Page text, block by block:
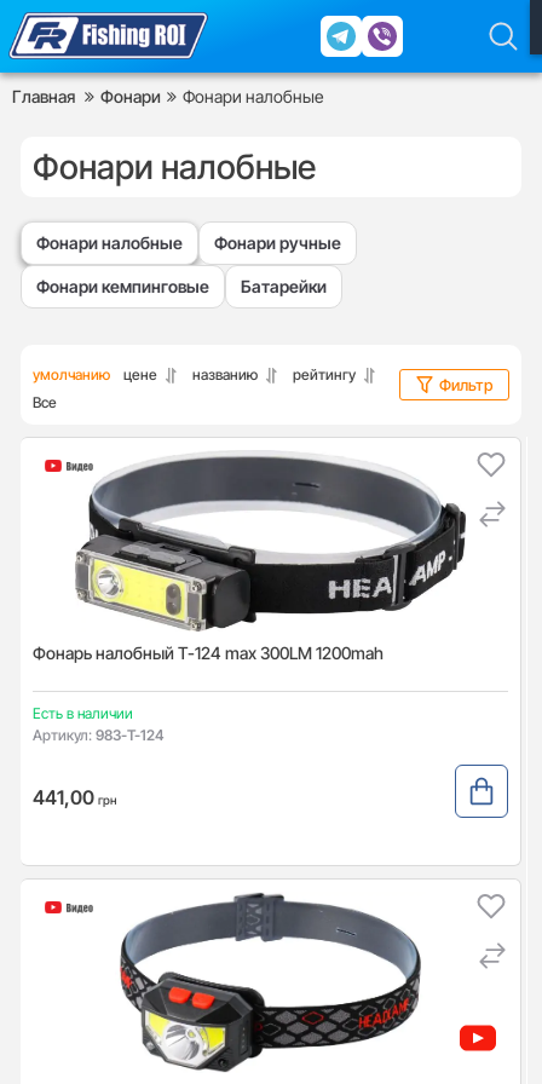
Главная Фонари Фонари налобные
Фонари налобные
Фонари налобные Фонари ручные
Фонари кемпинговые Батарейки
умолчанию цене названию
рейтингу
Все
Фильтр
Фонарь налобный T-124 max 300LM 1200mah
Есть в наличии
Артикул: 983-T-124
441,00 грн